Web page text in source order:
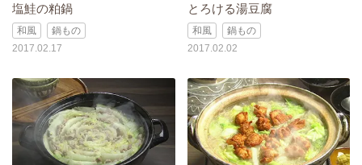
塩鮭の粕鍋
和風
鍋もの
2017.02.17
とろける湯豆腐
和風
鍋もの
2017.02.02